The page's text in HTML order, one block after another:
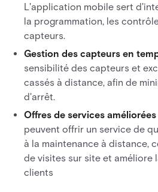
L'application mobile sert
la programmation, les
capteurs.
Gestion des capteurs en
sensibilité des capteurs et
cassés à distance, afin de
d'arrêt.
Offres de services améliorées
peuvent offrir un service de
à la maintenance à distance,
de visites sur site et améliore
clients